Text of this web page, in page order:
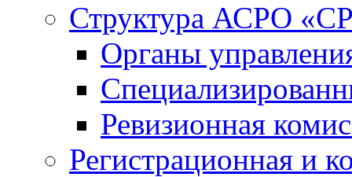
Структура АСРО
Органы
Ревизионная
Регистрационная и